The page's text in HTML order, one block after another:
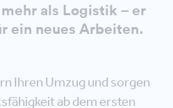
als Logistik – er
ein neues Arbeiten.
Ihren Umzug und sorgen
ab dem ersten